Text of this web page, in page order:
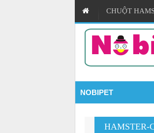
CHUỘT
NOBIPET
3:01 PM
HAMSTER-